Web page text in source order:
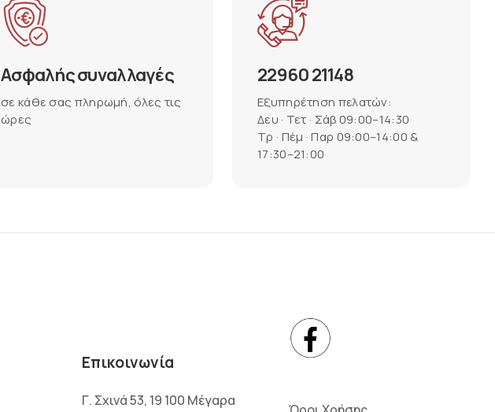
Ασφαλής συναλλαγές
σε κάθε σας πληρωμή, όλες τις
ώρες
22960 21148
Εξυπηρέτηση πελατών:
Δευ · Τετ · Σάβ 09:00–14:30
Τρ · Πέμ · Παρ 09:00–14:00 &
17:30–21:00
Επικοινωνία
Γ. Σχινά 53, 19 100 Μέγαρα